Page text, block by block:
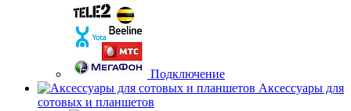
Подключение
Аксессуары для
сотовых и планшетов